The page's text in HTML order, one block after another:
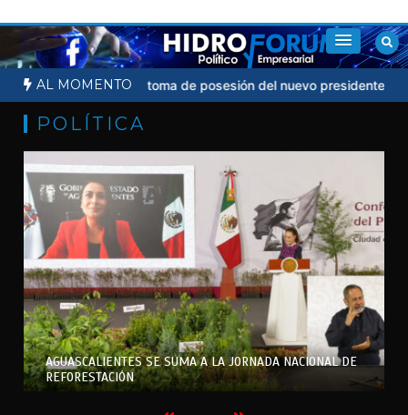
al
contenido
AL MOMENTO
acudirá a toma de posesión del nuevo presidente de Colombia
POLÍTICA
AGUASCALIENTES SE SUMA A LA JORNADA NACIONAL DE
REFORESTACIÓN